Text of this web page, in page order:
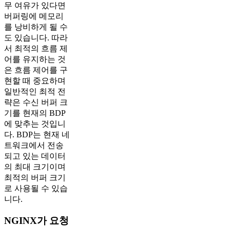
무 여유가 있다면
버퍼링에 메모리
를 낭비하게 될 수
도 있습니다. 따라
서 최적의 흐름 제
어를 유지하는 것
은 흐름 제어를 구
현할 때 중요하며
일반적인 최적 전
략은 수신 버퍼 크
기를 현재의 BDP
에 맞추는 것입니
다. BDP는 현재 네
트워크에서 전송
되고 있는 데이터
의 최대 크기이며
최적의 버퍼 크기
로 사용될 수 있습
니다.
NGINX가 요청